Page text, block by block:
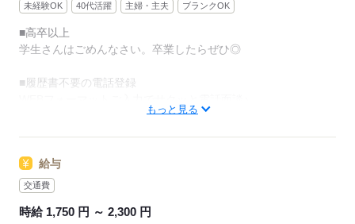
問合せを受けたら
＊＊ポイント＊＊
【1】対応件数は1hあたり2～3件程！
→ずっと電話が鳴りっぱなし
【2】履歴書不要
→作ったことなくても大丈夫！
WEBでプロフィール打ち込み
→電話でお話しするだけで◎
未経験OK
40代活躍 主婦・主夫 ブランクOK
■高卒以上
学生さんはごめんなさい。卒業したらぜひ◎
■履歴書不要の電話登録
／
20代女性スタッフのリアルな声♪
もっと見る
給与
交通費
時給 1,750 円 ～ 2,300 円